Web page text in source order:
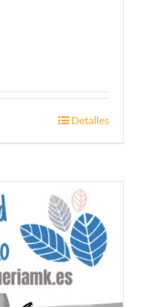
Detalles